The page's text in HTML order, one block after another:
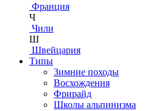
Франция
Ч
Чили
Ш
Швейцария
Типы
Зимние походы
Восхождения
Фрирайд
Школы альпинизма